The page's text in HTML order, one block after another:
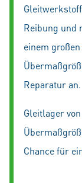
Reibung und
einem
Reparatur an.
Gleitlager
Chance für